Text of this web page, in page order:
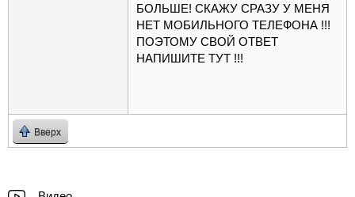
БОЛЬШЕ! СКАЖУ СРАЗУ У МЕНЯ
НЕТ МОБИЛЬНОГО ТЕЛЕФОНА !!!
ПОЭТОМУ СВОЙ ОТВЕТ
НАПИШИТЕ ТУТ !!!
Вверх